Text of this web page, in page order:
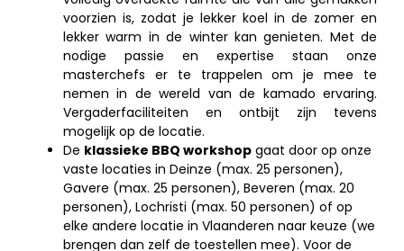
voorzien is, zodat je lekker koel in de zomer en
lekker warm in de winter kan genieten. Met de
nodige passie en expertise staan onze
masterchefs er te trappelen om je mee te
nemen in de wereld van de kamado ervaring.
Vergaderfaciliteiten en ontbijt zijn tevens
mogelijk op de locatie.
De klassieke BBQ workshop gaat door op onze
vaste locaties in Deinze (max. 25 personen),
Gavere (max. 25 personen), Beveren (max. 20
personen), Lochristi (max. 50 personen) of op
elke andere locatie in Vlaanderen naar keuze (we
brengen dan zelf de toestellen mee). Voor de